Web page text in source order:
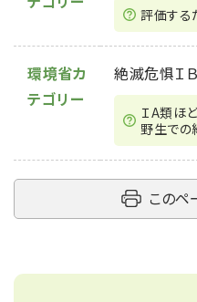
評価する
環境省カ
テゴリー
絶滅危惧Ｉ
ＩA類ほ
野生での
このペ